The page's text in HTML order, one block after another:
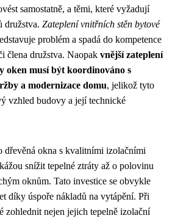
samostatně, a těmi, které vyžadují
družstva. Zateplení vnitřních stěn bytové
problém a spadá do kompetence
člena družstva. Naopak vnější zateplení
oken musí být koordinováno s
a modernizace domu, jelikož tyto
vzhled budovy a její technické
dřevěná okna s kvalitními izolačními
snížit tepelné ztráty až o polovinu
oknům. Tato investice se obvykle
díky úspoře nákladů na vytápění. Při
zohlednit nejen jejich tepelně izolační